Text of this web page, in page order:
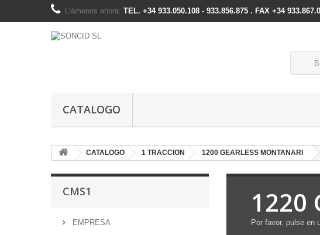
Llámenos ahora: TEL. +34 933.050.108 - 933.856.875 . FAX +34
CATALOGO
CATALOGO 1 TRACCION 1200 GEARLESS MONTANARI
CMS1
EMPRESA
1220
Por favor, pulse en